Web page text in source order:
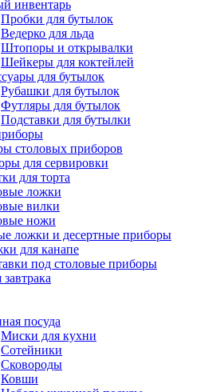
инвентарь
Пробки для бутылок
Ведерко для льда
Штопоры и открывалки
Шейкеры для коктейлей
для бутылок
Рубашки для бутылок
Футляры для бутылок
Подставки для бутылки
столовых приборов
для сервировки
для торта
ложки
вилки
ножи
ложки и десертные приборы
для канапе
под столовые приборы
посуда
Миски для кухни
Сотейники
Сковороды
Ковши